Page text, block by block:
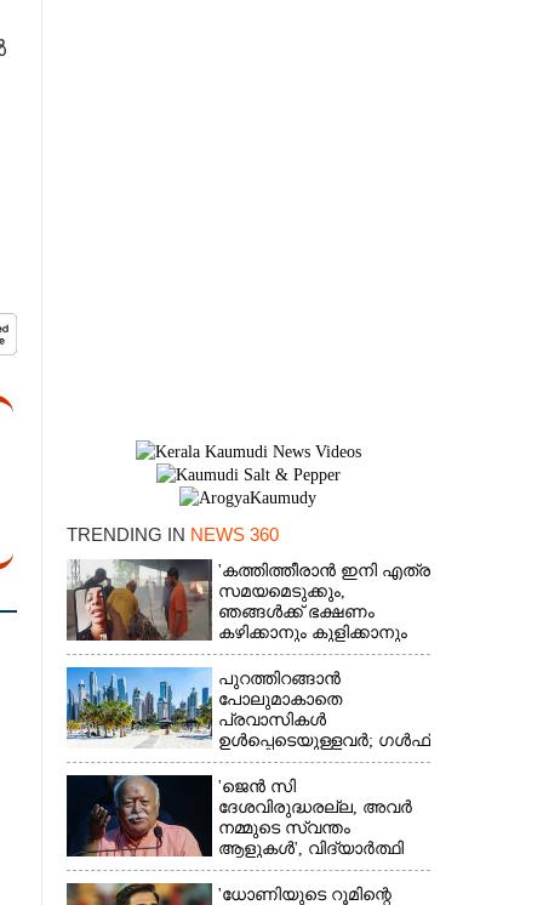
TRENDING IN NEWS 360
'കത്തിത്തീരാൻ ഇനി എത്ര
സമയമെടുക്കും,
ഞങ്ങൾക്ക് ഭക്ഷണം
കഴിക്കാനും കുളിക്കാനും
ഉള്ളതാണ്': അച്ഛന്റെ
സംസ്കാരചടങ്ങിനിടെ
മക്കൾ
പുറത്തിറങ്ങാൻ
പോലുമാകാതെ
പ്രവാസികൾ
ഉൾപ്പെടെയുള്ളവർ; ഗൾഫ്
രാജ്യത്ത് സ്ഥിതി രൂക്ഷം
'ജെൻ സി
ദേശവിരുദ്ധരല്ല, അവർ
നമ്മുടെ സ്വന്തം
ആളുകൾ', വിദ്യാർത്ഥി
പ്രക്ഷോഭത്തെ പിന്തുണച്ച്
ആർഎസ്‌എസ് മേധാവി
'ധോണിയുടെ റൂമിന്റെ
×